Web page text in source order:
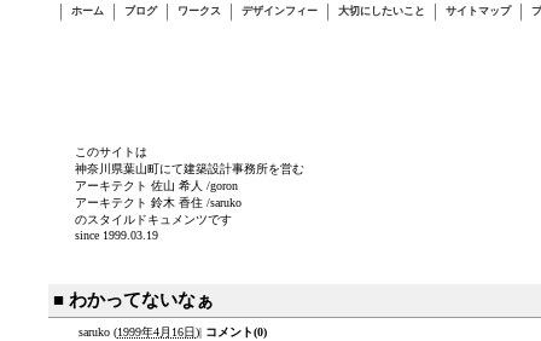
ホーム ブログ ワークス デザインフィー 大切にしたいこと サイトマップ
このサイトは
神奈川県葉山町にて建築設計事務所を営む
アーキテクト 佐山 希人 /goron
アーキテクト 鈴木 香住 /saruko
のスタイルドキュメンツです
since 1999.03.19
■ わかってないなぁ
saruko (1999年4月16日)| コメント(0)